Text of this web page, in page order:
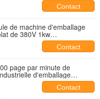
Contact
de machine d'emballage
de 380V 1kw
Contact
page par minute de
d'emballage
Contact